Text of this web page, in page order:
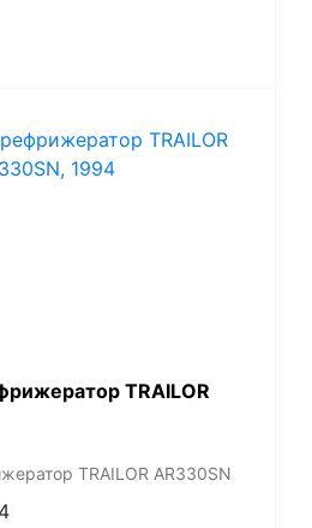
TRAILOR
TRAILOR AR330SN